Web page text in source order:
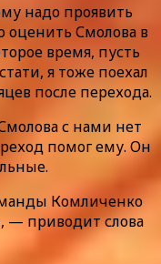
надо проявить
оценить Смолова в
время, пусть
я тоже поехал
после перехода.
с нами нет
помог ему. Он
Комличенко
— приводит слова